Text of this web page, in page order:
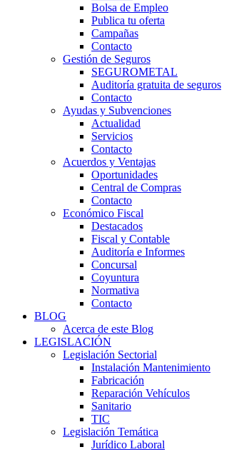
Bolsa de Empleo
Publica tu oferta
Campañas
Contacto
Gestión de Seguros
SEGUROMETAL
Auditoría gratuita de seguros
Contacto
Ayudas y Subvenciones
Actualidad
Servicios
Contacto
Acuerdos y Ventajas
Oportunidades
Central de Compras
Contacto
Económico Fiscal
Destacados
Fiscal y Contable
Auditoría e Informes
Concursal
Coyuntura
Normativa
Contacto
BLOG
Acerca de este Blog
LEGISLACIÓN
Legislación Sectorial
Instalación Mantenimiento
Fabricación
Reparación Vehículos
Sanitario
TIC
Legislación Temática
Jurídico Laboral